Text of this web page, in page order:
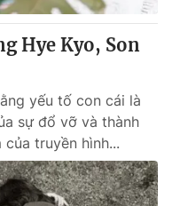
Hye Kyo, Son
yếu tố con cái là
sự đổ vỡ và thành
truyền hình...